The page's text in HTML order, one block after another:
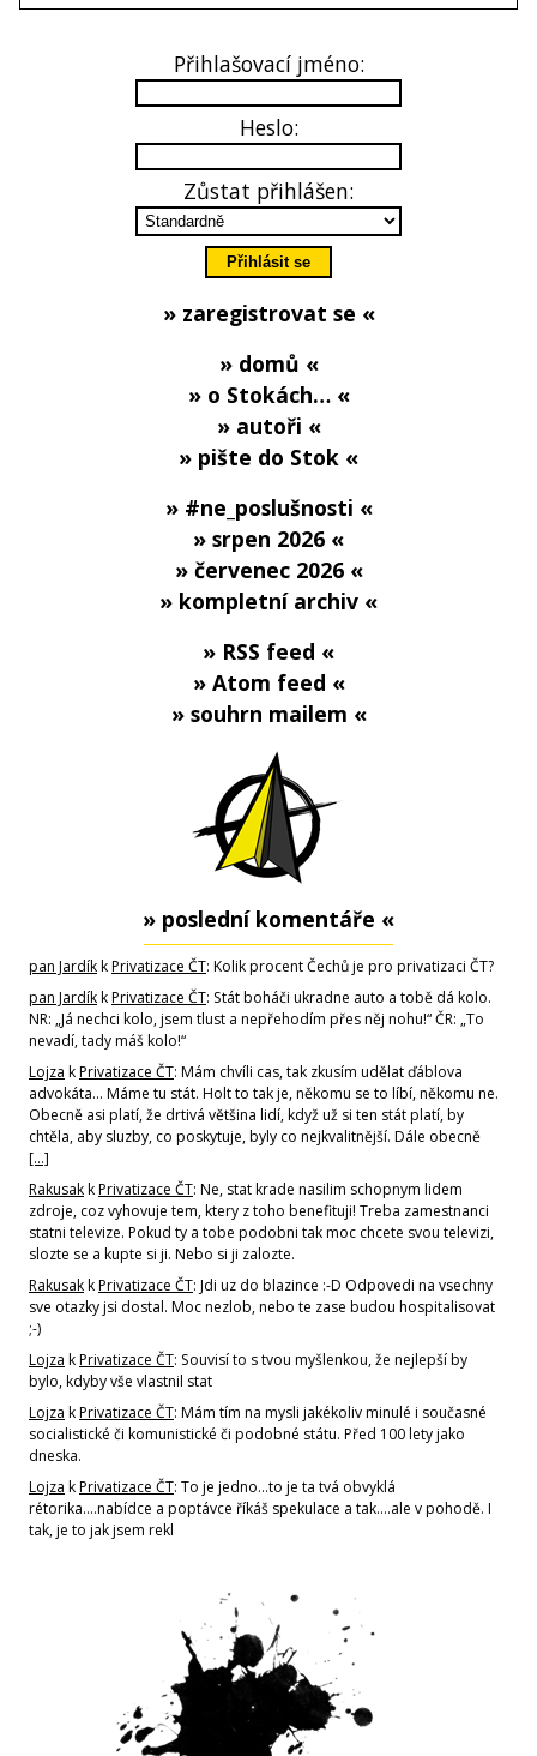
Přihlašovací jméno:
Heslo:
Zůstat přihlášen:
» zaregistrovat se «
» domů «
» o Stokách… «
» autoři «
» pište do Stok «
» #ne_poslušnosti «
» srpen 2026 «
» červenec 2026 «
» kompletní archiv «
» RSS feed «
» Atom feed «
» souhrn mailem «
» poslední komentáře «
pan JardíkkPrivatizace ČT: Kolik procent Čechů je pro privatizaci ČT?
pan JardíkkPrivatizace ČT: Stát boháči ukradne auto a tobě dá kolo.
NR: „Já nechci kolo, jsem tlust a nepřehodím přes něj nohu!“ ČR: „To
nevadí, tady máš kolo!“
Lojza kPrivatizace ČT: Mám chvíli cas, tak zkusím udělat ďáblova
advokáta... Máme tu stát. Holt to tak je, někomu se to líbí, někomu ne.
Obecně asi platí, že drtivá většina lidí, když už si ten stát platí, by
chtěla, aby sluzby, co poskytuje, byly co nejkvalitnější. Dále obecně
[…]
RakusakkPrivatizace ČT: Ne, stat krade nasilim schopnym lidem
zdroje, coz vyhovuje tem, ktery z toho benefituji! Treba zamestnanci
statni televize. Pokud ty a tobe podobni tak moc chcete svou televizi,
slozte se a kupte si ji. Nebo si ji zalozte.
RakusakkPrivatizace ČT: Jdi uz do blazince :-D Odpovedi na vsechny
sve otazky jsi dostal. Moc nezlob, nebo te zase budou hospitalisovat
;-)
Lojza kPrivatizace ČT: Souvisí to s tvou myšlenkou, že nejlepší by
bylo, kdyby vše vlastnil stat
Lojza kPrivatizace ČT: Mám tím na mysli jakékoliv minulé i současné
socialistické či komunistické či podobné státu. Před 100 lety jako
dneska.
Lojza kPrivatizace ČT: To je jedno...to je ta tvá obvyklá
rétorika....nabídce a poptávce říkáš spekulace a tak....ale v pohodě. I
tak, je to jak jsem rekl